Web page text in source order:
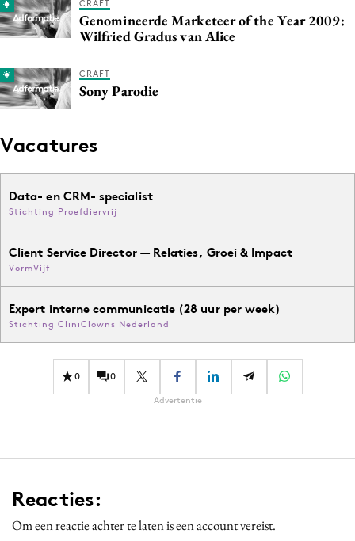
CRAFT
Genomineerde Marketeer of the Year 2009:
Wilfried Gradus van Alice
CRAFT
Sony Parodie
Vacatures
Data- en CRM- specialist
Stichting Proefdiervrij
Client Service Director — Relaties, Groei & Impact
VormVijf
Expert interne communicatie (28 uur per week)
Stichting CliniClowns Nederland
0 0
Advertentie
Reacties:
Om een reactie achter te laten is een account vereist.